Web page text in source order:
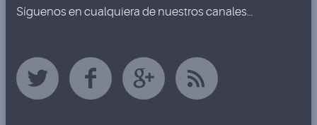
Síguenos en cualquiera de nuestros canales…